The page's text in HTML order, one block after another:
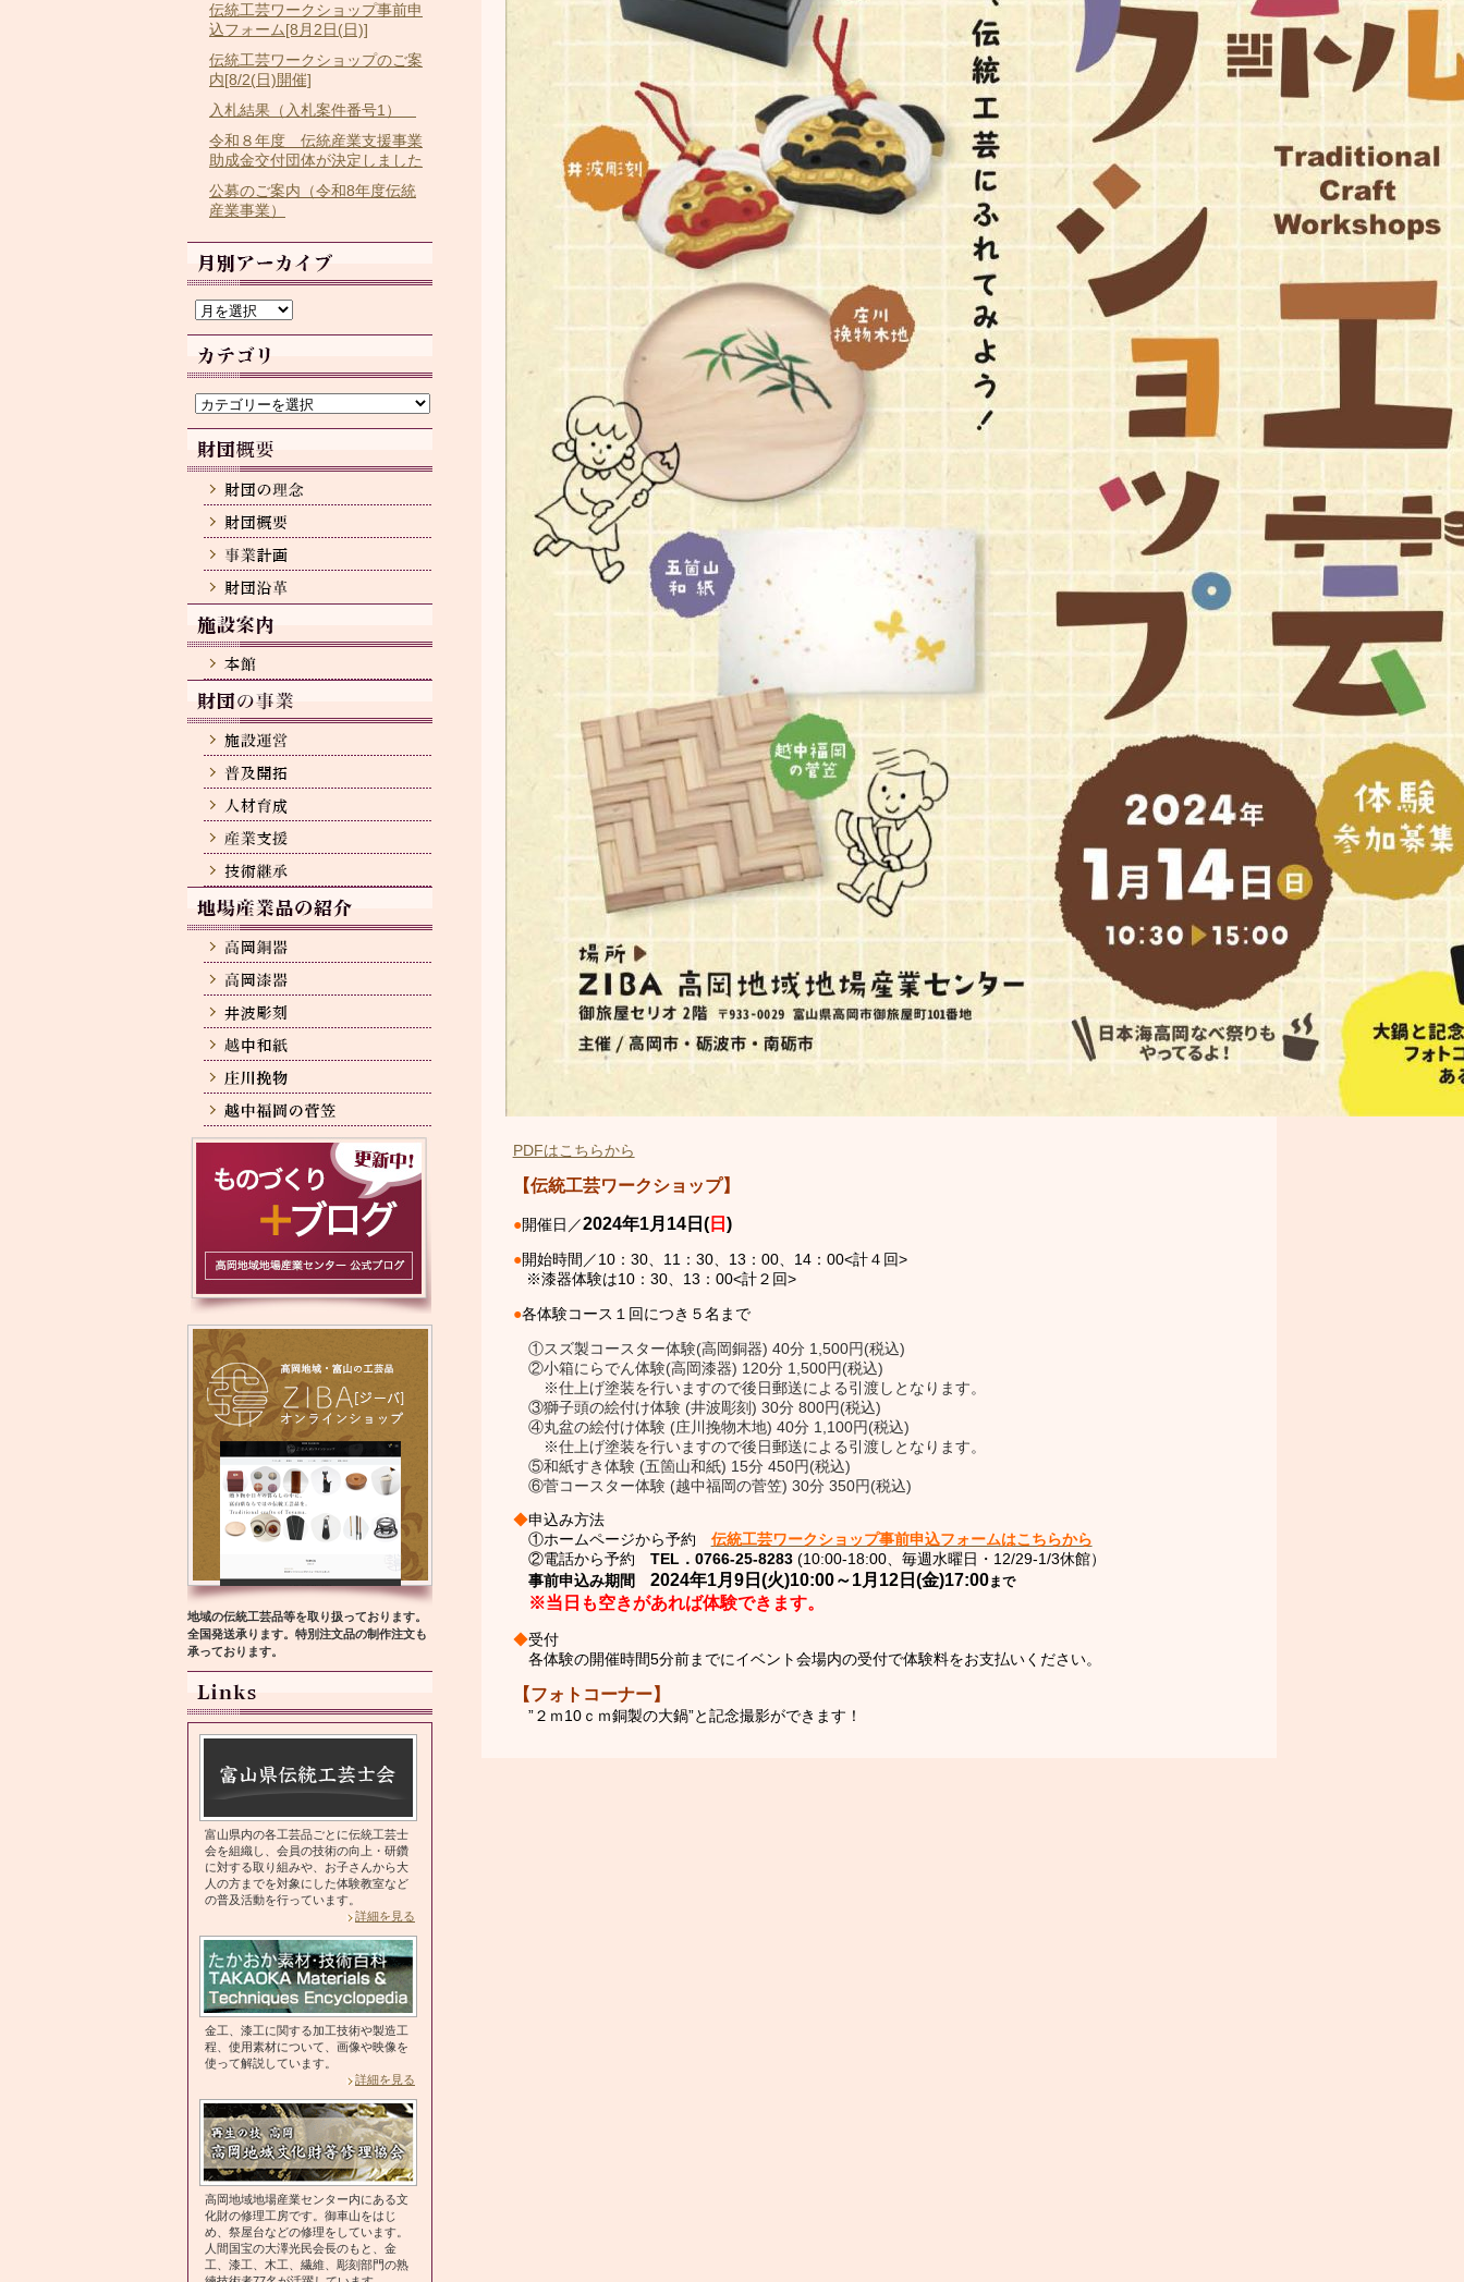
PDFはこちらから
【伝統工芸ワークショップ】
●開催日 ／2024年1月14日(日 )
●開始時間／10：30、11：30、13：00、14：00<計４回>
※漆器体験は10：30、13：00<計２回>
●各体験コース１回につき５名まで
①スズ製コースター体験(高岡銅器) 40分 1,500円(税込)
②小箱にらでん体験(高岡漆器) 120分 1,500円(税込)
※仕上げ塗装を行いますので後日郵送による引渡しとなります。
③獅子頭の絵付け体験 (井波彫刻) 30分 800円(税込)
④丸盆の絵付け体験 (庄川挽物木地) 40分 1,100円(税込)
※仕上げ塗装を行いますので後日郵送による引渡しとなります。
⑤和紙すき体験 (五箇山和紙) 15分 450円(税込)
⑥菅コースター体験 (越中福岡の菅笠) 30分 350円(税込)
◆申込み方法
①ホームページから予約 伝統工芸ワークショップ事前申込フォームはこちらから
②電話から予約 TEL．0766-25-8283(10:00-18:00、毎週水曜日・12/29-1/3休館）
事前申込み期間
2024年1月9日(火)10:00～1月12日(金)17:00まで
※当日も空きがあれば体験できます。
◆受付
各体験の開催時間5分前までにイベント会場内の受付で体験料をお支払いください。
【フォトコーナー】
”２ｍ10ｃｍ銅製の大鍋”と記念撮影ができます！
伝統工芸ワークショップ事前申
込フォーム[8月2日(日)]
伝統工芸ワークショップのご案
内[8/2(日)開催]
入札結果（入札案件番号1）
令和８年度 伝統産業支援事業
助成金交付団体が決定しました
公募のご案内（令和8年度伝統
産業事業）
ー
カ
イ
ブ
ゴ
リ
ー
地域の伝統工芸品等を取り扱っております。
全国発送承ります。特別注文品の制作注文も
承っております。
富山県内の各工芸品ごとに伝統工芸士
会を組織し、会員の技術の向上・研鑽
に対する取り組みや、お子さんから大
人の方までを対象にした体験教室など
の普及活動を行っています。
詳細を見る
金工、漆工に関する加工技術や製造工
程、使用素材について、画像や映像を
使って解説しています。
詳細を見る
高岡地域地場産業センター内にある文
化財の修理工房です。御車山をはじ
め、祭屋台などの修理をしています。
人間国宝の大澤光民会長のもと、金
工、漆工、木工、繊維、彫刻部門の熟